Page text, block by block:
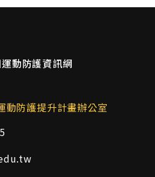
動防護資訊網
動防護提升計畫辦公室